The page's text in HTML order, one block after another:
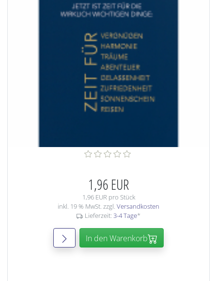
1,96 EUR
1,96 EUR pro Stück
inkl. 19 % MwSt. zzgl. Versandkosten
Lieferzeit: 3-4 Tage*
In den Warenkorb